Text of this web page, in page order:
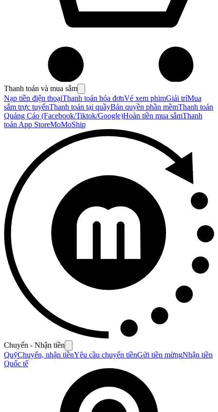
Thanh toán và mua sắm
Nạp tiền điện thoạiThanh toán hóa đơnVé xem phimGiải tríMua
sắm trực tuyếnThanh toán tại quầyBản quyền phần mềmThanh toán
Quảng Cáo (Facebook/Tiktok/Google)Hoàn tiền mua sắmThanh
toán App StoreMoMoShip
Chuyển - Nhận tiền
QuỹChuyển, nhận tiềnYêu cầu chuyển tiềnGửi tiền mừngNhận tiền
Quốc tế